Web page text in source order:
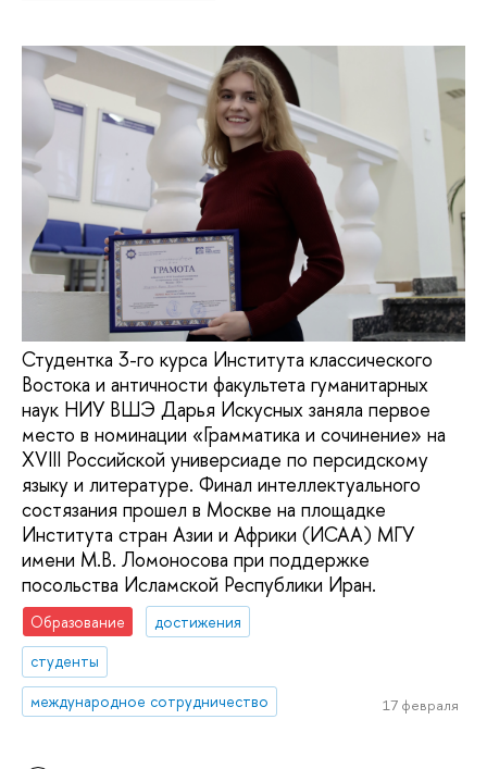
Студентка 3-го курса Института классического
Востока и античности факультета гуманитарных
наук НИУ ВШЭ Дарья Искусных заняла первое
место в номинации «Грамматика и сочинение» на
XVIII Российской универсиаде по персидскому
языку и литературе. Финал интеллектуального
состязания прошел в Москве на площадке
Института стран Азии и Африки (ИСАА) МГУ
имени М.В. Ломоносова при поддержке
посольства Исламской Республики Иран.
Образование
достижения
студенты
международное сотрудничество
17 февраля